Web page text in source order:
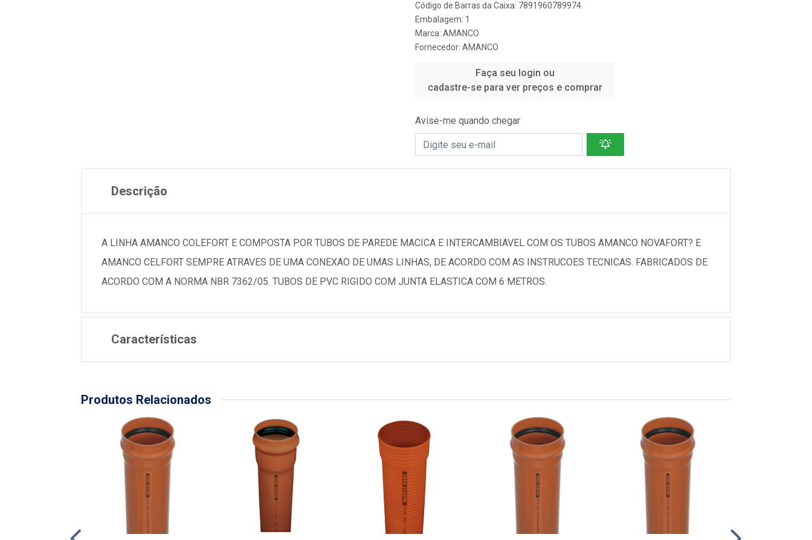
Código de Barras da Caixa: 7891960789974
Embalagem: 1
Marca: AMANCO
Fornecedor: AMANCO
Faça seu login ou
cadastre-se para ver preços e comprar
Avise-me quando chegar
Descrição
A LINHA AMANCO COLEFORT E COMPOSTA POR TUBOS DE PAREDE MACICA E INTERCAMBIAVEL COM OS TUBOS AMANCO NOVAFORT? E
AMANCO CELFORT SEMPRE ATRAVES DE UMA CONEXAO DE UMAS LINHAS, DE ACORDO COM AS INSTRUCOES TECNICAS. FABRICADOS DE
ACORDO COM A NORMA NBR 7362/05. TUBOS DE PVC RIGIDO COM JUNTA ELASTICA COM 6 METROS.
Características
Produtos Relacionados